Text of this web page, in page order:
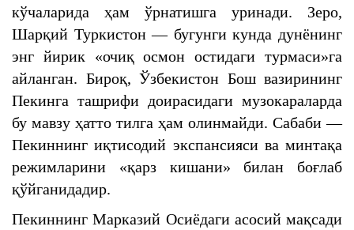
кўчаларида ҳам ўрнатишга уринади. Зеро,
Шарқий Туркистон — бугунги кунда дунёнинг
энг йирик «очиқ осмон остидаги турмаси»га
айланган. Бироқ, Ўзбекистон Бош вазирининг
Пекинга ташрифи доирасидаги музокараларда
бу мавзу ҳатто тилга ҳам олинмайди. Сабаби —
Пекиннинг иқтисодий экспансияси ва минтақа
режимларини «қарз кишани» билан боғлаб
қўйганидадир.
Пекиннинг Марказий Осиёдаги асосий мақсади